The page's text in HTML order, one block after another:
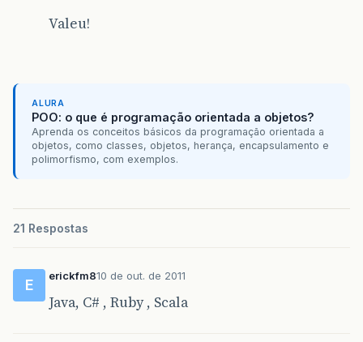
Valeu!
ALURA
POO: o que é programação orientada a objetos?
Aprenda os conceitos básicos da programação orientada a
objetos, como classes, objetos, herança, encapsulamento e
polimorfismo, com exemplos.
21 Respostas
E
erickfm810 de out. de 2011
Java, C# , Ruby , Scala